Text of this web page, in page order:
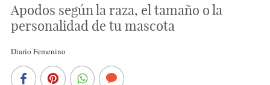
Apodos según la raza, el tamaño o la
personalidad de tu mascota
Diario Femenino